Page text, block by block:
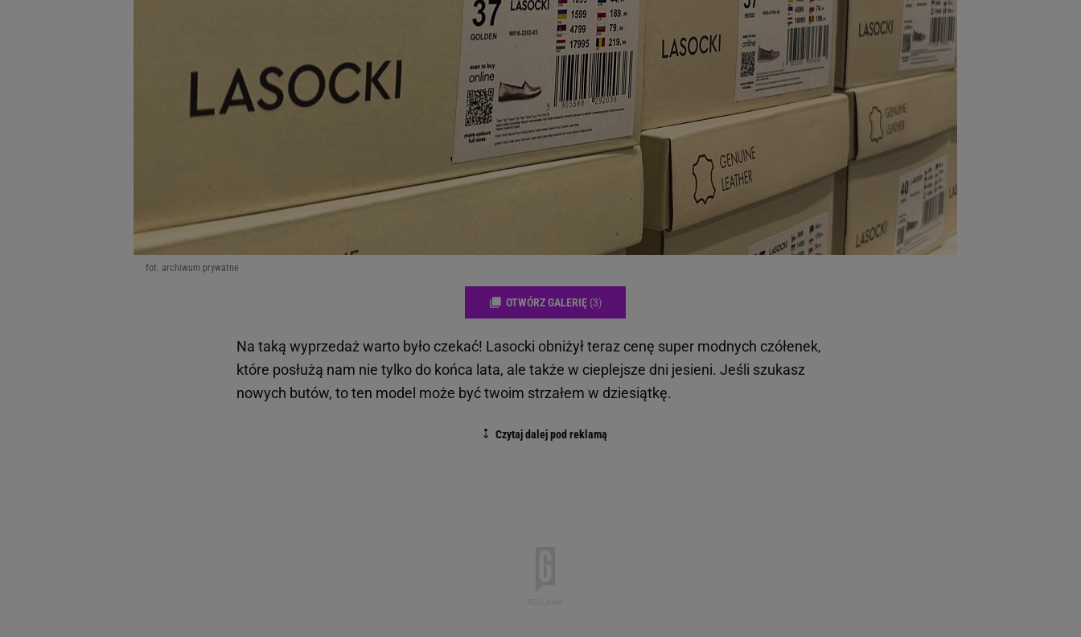
fot. archiwum prywatne
OTWÓRZ GALERIĘ (3)
Na taką wyprzedaż warto było czekać! Lasocki obniżył teraz cenę super modnych czółenek,
które posłużą nam nie tylko do końca lata, ale także w cieplejsze dni jesieni. Jeśli szukasz
nowych butów, to ten model może być twoim strzałem w dziesiątkę.
Przechowywanie informacji na urządzeniu lub dostęp do nich. Spersonalizowane reklamy i treści, pomiar reklam i treści,
Lista Zaufanych Partnerów